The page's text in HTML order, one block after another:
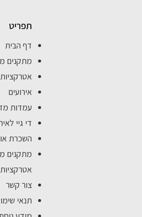
תפריט
דף הבית
מתקנים
אירועים
עמדות
די גיי
השכרת
מתקנים
צור קשר
תנאי